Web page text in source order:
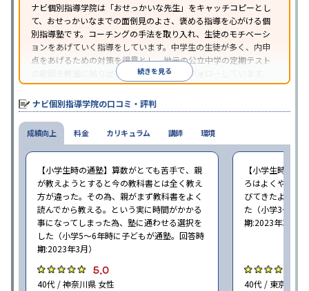
ナビ個別指導学院は「おせっかいな先生」をキャッチコピーとし
て、おせっかいなまでの面倒見のよさ、褒める指導を心がける個
別指導塾です。コーチングの手法を取り入れ、生徒のモチベーシ
ョンをあげていく指導をしています。中学生の生徒が多く、内申
点をあげるための対策を得意とし、地元の公立中学の定期テスト
の範囲を教室に貼り出すなど手厚く学習をフォローしています。
オリジナルテキストを使用しており、特に英語は各教科書に合わ
せたテキストを使った「先取り学習」で理解度を深められます。
続きを見る
ナビ個別指導学院の口コミ・評判
成績向上
【小学生時の通塾】算数がとても苦手で、親
が教えようとすると今の教科書とは全く教え
方が違った。その為、親がまず教科書をよく
読んでから教える。という実に時間がかかる
事になってしまった為、塾に通わせる選択を
した（小学5〜6年時に子どもが通塾。回答時
期:2023年3月）
5.0
40代 / 神奈川県 女性
【小学生時の通
ろはよくやり方
びてきたようで
た（小学3〜6年
期:2023年3月）
40代 / 東京都 女
料金 カリキュラム 講師 環境